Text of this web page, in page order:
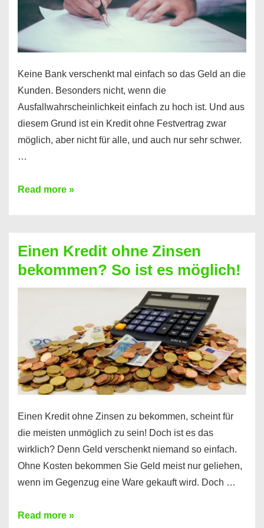
möglich!
Keine Bank verschenkt mal einfach so das Geld an die
Kunden. Besonders nicht, wenn die
Ausfallwahrscheinlichkeit einfach zu hoch ist. Und aus
diesem Grund ist ein Kredit ohne Festvertrag zwar
möglich, aber nicht für alle, und auch nur sehr schwer.
…
Ist
Festvertrag
für
jeden
erfahren
Sie
es
Read more »
Einen Kredit ohne Zinsen
bekommen? So ist es möglich!
Einen Kredit ohne Zinsen zu bekommen, scheint für
die meisten unmöglich zu sein! Doch ist es das
wirklich? Denn Geld verschenkt niemand so einfach.
Ohne Kosten bekommen Sie Geld meist nur geliehen,
wenn im Gegenzug eine Ware gekauft wird. Doch …
Einen
Read more »